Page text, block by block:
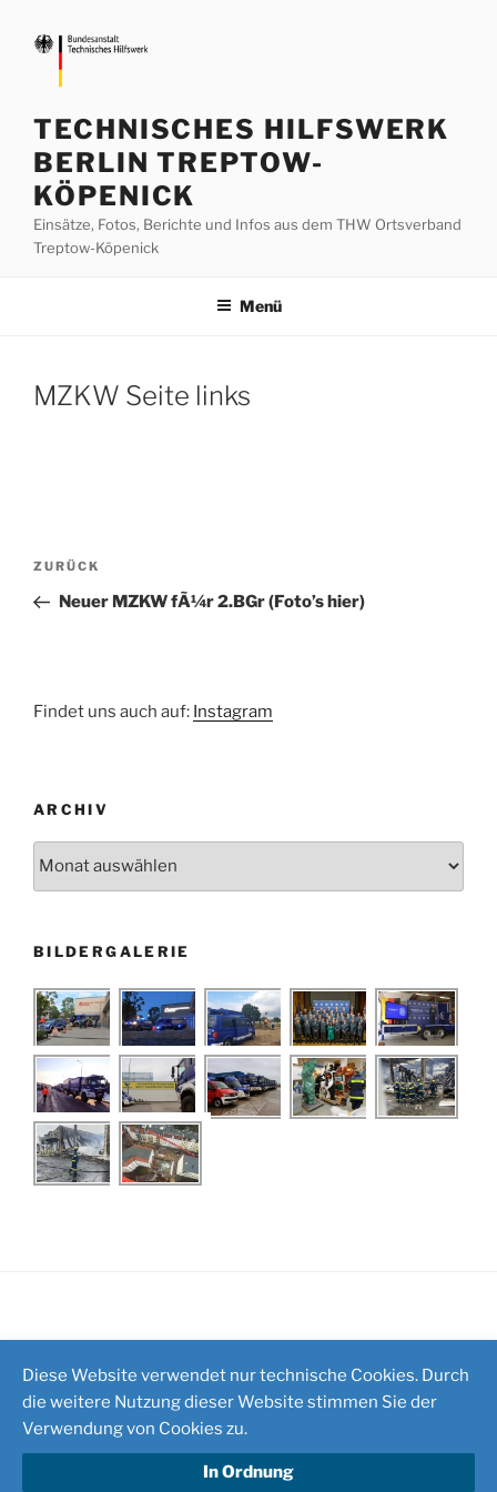
Inhalt
springen
TECHNISCHES HILFSWERK
BERLIN TREPTOW-
KÖPENICK
Einsätze, Fotos, Berichte und Infos aus dem THW Ortsverband
Treptow-Köpenick
Menü
MZKW Seite links
Beitragsnavigation
Vorheriger
Beitrag
ZURÜCK
Neuer MZKW fÃ¼r 2.BGr (Foto’s hier)
Findet uns auch auf: Instagram
ARCHIV
BILDERGALERIE
Diese Website verwendet nur technische Cookies. Durch
die weitere Nutzung dieser Website stimmen Sie der
Verwendung von Cookies zu.
In Ordnung